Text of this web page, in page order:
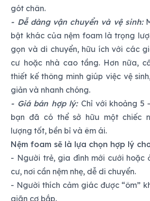
gót chân.
- Dễ dàng vận chuyển và vệ sinh:
bật khác của nệm foam là trọng
gọn và di chuyển, hữu ích với các
cư hoặc nhà cao tầng. Hơn nữa,
thiết kế thông minh giúp việc vệ
giản và nhanh chóng.
- Giá bán hợp lý: Chỉ với khoảng 5
bạn đã có thể sở hữu một chiếc
lượng tốt, bền bỉ và êm ái.
Nệm foam sẽ là lựa chọn hợp lý
- Người trẻ, gia đình mới cưới hoặc
cư, nơi cần nệm nhẹ, dễ di chuyển.
- Người thích cảm giác được “ôm”
giãn cơ bắp.